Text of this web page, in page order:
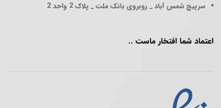
سرپیچ شمس آباد _ روبروی بانک ملت _ پلاک 2 واحد 2
اعتماد شما افتخار ماست ..